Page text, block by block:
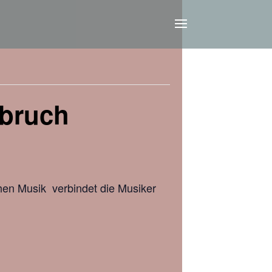
Musik verbindet die Musiker